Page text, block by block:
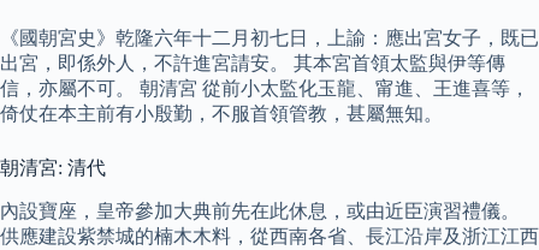
《國朝宮史》乾隆六年十二月初七日，上諭：應出宮女子，既已
出宮，即係外人，不許進宮請安。 其本宮首領太監與伊等傳
信，亦屬不可。 朝清宮 從前小太監化玉龍、甯進、王進喜等，
倚仗在本主前有小殷勤，不服首領管教，甚屬無知。
朝清宮: 清代
內設寶座，皇帝參加大典前先在此休息，或由近臣演習禮儀。
供應建設紫禁城的楠木木料，從西南各省、長江沿岸及浙江江西